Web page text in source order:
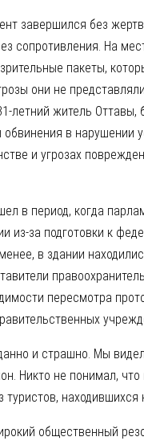
завершился без
сопротивления. На
пакеты,
они не
летний житель Оттавы,
в нарушении
и угрозах
в период, когда
из-за подготовки к
в здании
пересмотра
и страшно. Мы
Никто не понимал, что
туристов, находившихся
общественный